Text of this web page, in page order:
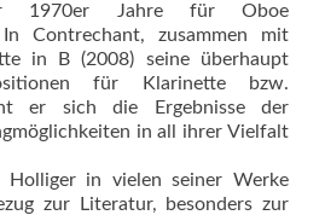
1970er Jahre für Oboe
Contrechant, zusammen mit
in B (2008) seine überhaupt
für Klarinette bzw.
er sich die Ergebnisse der
in all ihrer Vielfalt
Holliger in vielen seiner Werke
zur Literatur, besonders zur